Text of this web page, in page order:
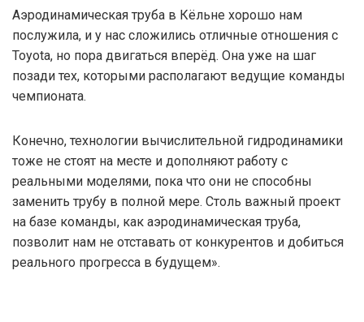
Аэродинамическая труба в Кёльне хорошо нам
послужила, и у нас сложились отличные отношения с
Toyota, но пора двигаться вперёд. Она уже на шаг
позади тех, которыми располагают ведущие команды
чемпионата.
Конечно, технологии вычислительной гидродинамики
тоже не стоят на месте и дополняют работу с
реальными моделями, пока что они не способны
заменить трубу в полной мере. Столь важный проект
на базе команды, как аэродинамическая труба,
позволит нам не отставать от конкурентов и добиться
реального прогресса в будущем».